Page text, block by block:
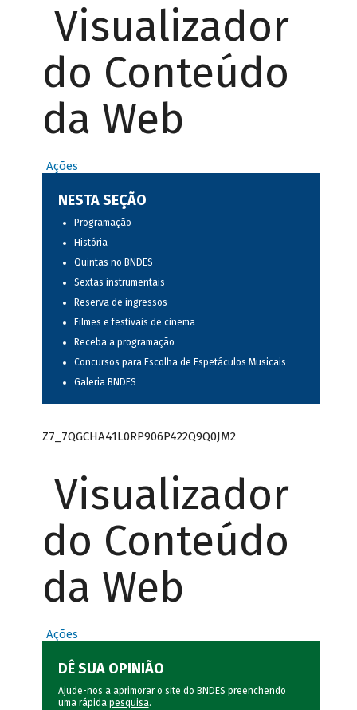
Visualizador
do Conteúdo
da Web
Ações
NESTA SEÇÃO
Programação
História
Quintas no BNDES
Sextas instrumentais
Reserva de ingressos
Filmes e festivais de cinema
Receba a programação
Concursos para Escolha de Espetáculos Musicais
Galeria BNDES
Z7_7QGCHA41L0RP906P422Q9Q0JM2
Visualizador
do Conteúdo
da Web
Ações
DÊ SUA OPINIÃO
Ajude-nos a aprimorar o site do BNDES preenchendo
uma rápida pesquisa.